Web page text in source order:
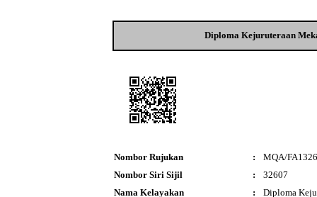
Diploma Kejuruteraan
Nombor Rujukan :
MQA/
Nombor Siri Sijil
:
32607
Nama Kelayakan
:
Diploma